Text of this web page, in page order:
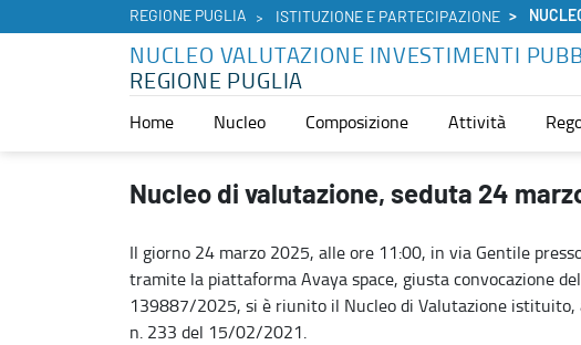
REGIONE PUGLIA ISTITUZIONE E PARTECIPAZIONE
NUCLEO VALUTAZIONE INVESTIMENTI
REGIONE PUGLIA
Home Nucleo Composizione Attività
Nucleo di valutazione, seduta 24 marzo 2025 - Nucleo Valutazione
Nucleo di valutazione, seduta 24
Il giorno 24 marzo 2025, alle ore 11:00, in via Gentile
tramite la piattaforma Avaya space, giusta convocazione
139887/2025, si è riunito il Nucleo di Valutazione istituito,
n. 233 del 15/02/2021.